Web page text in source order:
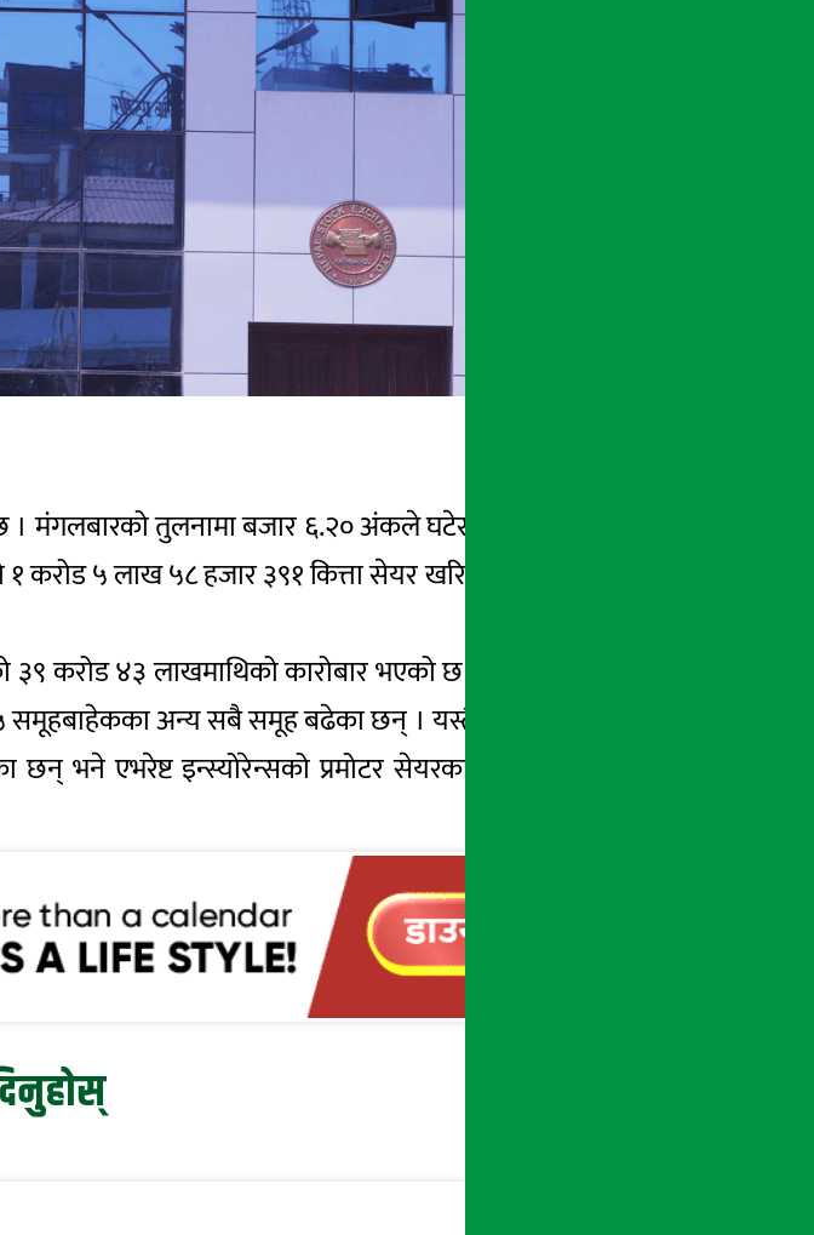
। मंगलबारको तुलनामा बजार ६.२० अंकले घटेर २०५५.२२ बिन्दुमा पुगेको छ
५ लाख ५८ हजार ३९१ कित्ता सेयर खरिद बिक्री हुँदा ५ अर्ब १४ करोड
करोड ४३ लाखमाथिको कारोबार भएको छ । त्यसपछि कारोबार क्रमश :
समूहबाहेकका अन्य सबै समूह बढेका छन् । यस्तै आज सबैभन्दा धेरै छ्याङदी
छन् भने एभरेष्ट इन्स्योरेन्सको प्रमोटर सेयरका लगानीकर्ताले सबैभन्दा धेरै